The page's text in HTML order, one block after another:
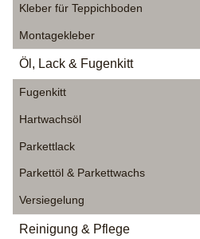
Kleber für Teppichboden
Montagekleber
Öl, Lack & Fugenkitt
Fugenkitt
Hartwachsöl
Parkettlack
Parkettöl & Parkettwachs
Versiegelung
Reinigung & Pflege